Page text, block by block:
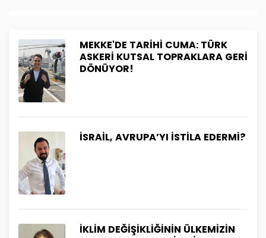
MEKKE'DE TARİHİ CUMA: TÜRK
ASKERİ KUTSAL TOPRAKLARA GERİ
DÖNÜYOR!
İSRAİL, AVRUPA’YI İSTİLA EDERMİ?
İKLİM DEĞİŞİKLİĞİNİN ÜLKEMİZİN